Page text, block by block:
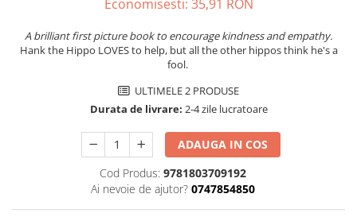
Economisesti: 35,91 RON
A brilliant first picture book to encourage kindness and empathy.
Hank the Hippo LOVES to help, but all the other hippos think he's a
fool.
ULTIMELE 2 PRODUSE
Durata de livrare: 2-4 zile lucratoare
ADAUGA IN COS
Cod Produs: 9781803709192
Ai nevoie de ajutor? 0747854850